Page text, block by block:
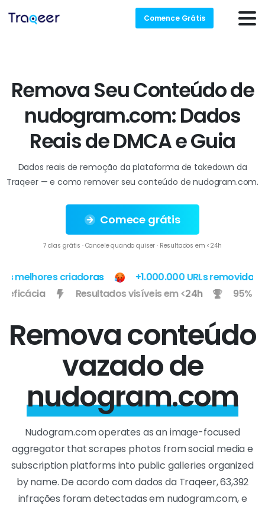
Comence Grátis
RemovaSeuConteúdode
nudogram.com:Dados
ReaisdeDMCAeGuia
Dados reais de remoção da plataforma de takedown da
Traqeer — e como remover seu conteúdo de nudogram.com.
Comece grátis
7 dias grátis · Cancele quando quiser · Resultados em <24h
melhores criadoras
+1.000.000 URLs removidas
de eficácia
Resultados visíveis em <24h
Remova conteúdo
vazado de
nudogram.com
Nudogram.com operates as an image-focused
aggregator that scrapes photos from social media e
subscription platforms into public galleries organized
by name. De acordo com dados da Traqeer, 63,392
infrações foram detectadas em nudogram.com, e